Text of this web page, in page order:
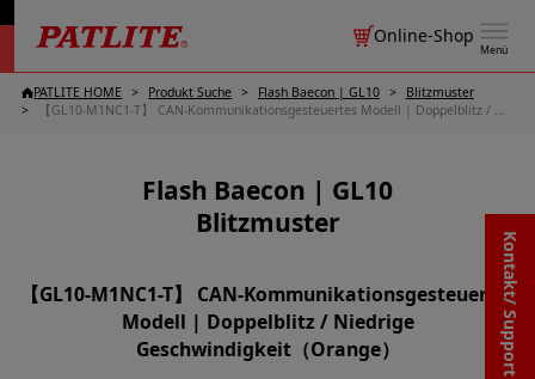
Menü
Online-Shop
Kontakt/ Support
PATLITE HOME Produkt Suche Flash Baecon | GL10
Blitzmuster
【GL10-M1NC1-T】 CAN-Kommunikationsgesteuertes Modell | Doppelblitz / Niedrige Geschwindigkeit（Orange）
Flash Baecon | GL10
Blitzmuster
【GL10-M1NC1-T】 CAN-Kommunikationsgesteuertes
Modell | Doppelblitz / Niedrige
Geschwindigkeit（Orange）